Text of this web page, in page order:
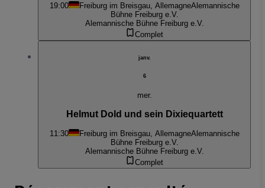
19:00 Freiburg im Breisgau, AllemagneAlemannische
Bühne Freiburg e.V.
Alemannische Bühne Freiburg e.V.
Complet
janv.
6
mer.
Helmut Dold und sein Dixiequartett
11:30 Freiburg im Breisgau, AllemagneAlemannische
Bühne Freiburg e.V.
Alemannische Bühne Freiburg e.V.
Complet